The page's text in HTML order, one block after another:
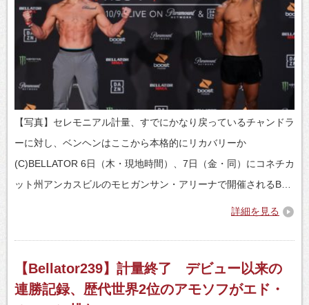
【写真】セレモニアル計量、すでにかなり戻っているチャンドラ
ーに対し、ベンヘンはここから本格的にリカバリーか
(C)BELLATOR 6日（木・現地時間）、7日（金・同）にコネチカ
ット州アンカスビルのモヒガンサン・アリーナで開催されるB…
詳細を見る
【Bellator239】計量終了 デビュー以来の
連勝記録、歴代世界2位のアモソフがエド・